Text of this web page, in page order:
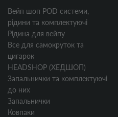
Вейп шоп POD системи,
рідини та комплектуючі
Рідина для вейпу
Все для самокруток та
цигарок
HEADSHOP (ХЕДШОП)
Запальнички та комплектуючі
до них
Запальнички
Ковпаки